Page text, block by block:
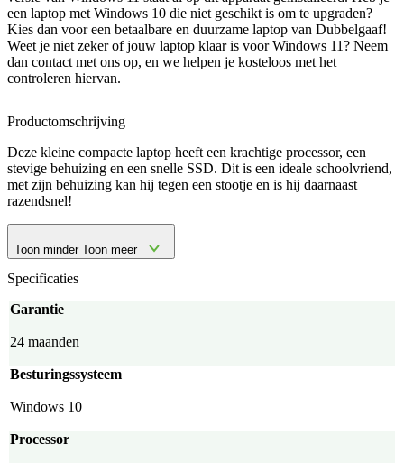
een laptop met Windows 10 die niet geschikt is om te upgraden?
Kies dan voor een betaalbare en duurzame laptop van Dubbelgaaf!
Weet je niet zeker of jouw laptop klaar is voor Windows 11? Neem
dan contact met ons op, en we helpen je kosteloos met het
controleren hiervan.
Productomschrijving
Deze kleine compacte laptop heeft een krachtige processor, een
stevige behuizing en een snelle SSD. Dit is een ideale schoolvriend,
met zijn behuizing kan hij tegen een stootje en is hij daarnaast
razendsnel!
Toon minder Toon meer
Specificaties
Garantie
24 maanden
Besturingssysteem
Windows 10
Processor